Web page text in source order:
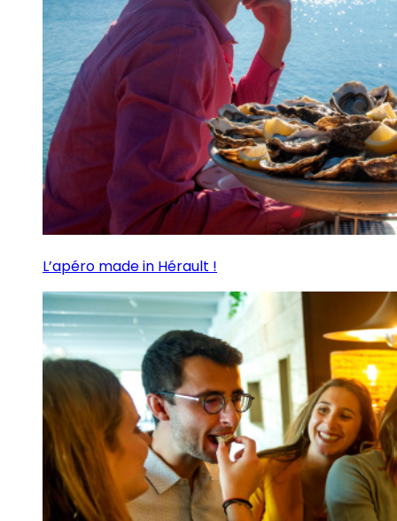
L’apéro made in Hérault !